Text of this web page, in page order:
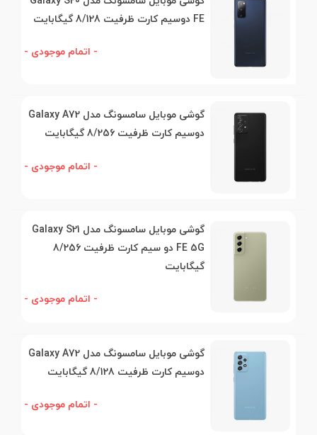
FE دوسیم کارت ظرفیت 8/128 گیگابایت
- اتمام موجودی -
گوشی موبایل سامسونگ مدل Galaxy A72
دوسیم کارت ظرفیت 8/256 گیگابایت
- اتمام موجودی -
گوشی موبایل سامسونگ مدل Galaxy S21
FE 5G دو سیم کارت ظرفیت 8/256
گیگابایت
- اتمام موجودی -
گوشی موبایل سامسونگ مدل Galaxy A72
دوسیم کارت ظرفیت 8/128 گیگابایت
- اتمام موجودی -